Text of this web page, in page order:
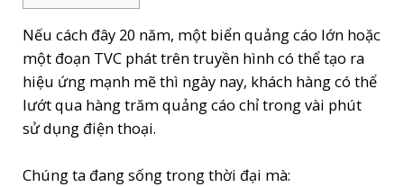
Marketing
Activation
trở
thành
xu
hướng
giai
Nếu cách đây 20 năm, một biển quảng cáo lớn hoặc
một đoạn TVC phát trên truyền hình có thể tạo ra
hiệu ứng mạnh mẽ thì ngày nay, khách hàng có thể
lướt qua hàng trăm quảng cáo chỉ trong vài phút
sử dụng điện thoại.
Chúng ta đang sống trong thời đại mà: